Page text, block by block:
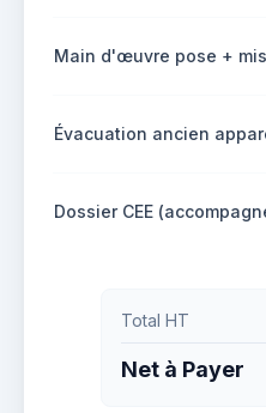
Main d'œuvre pose +
Évacuation ancien
Dossier CEE
Total HT
Net à Payer